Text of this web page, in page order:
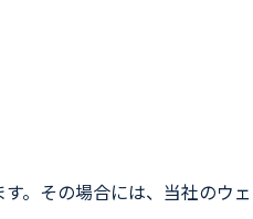
その場合には、当社のウ